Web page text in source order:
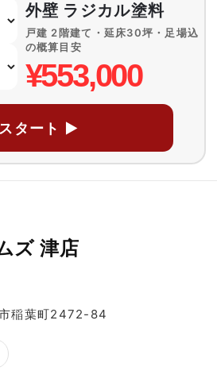
外壁 ラジカル塗料
戸建 2階建て・延床30坪・足場込
の概算目安
¥553,000
スタート ▶
ズ 津店
稲葉町2472-84